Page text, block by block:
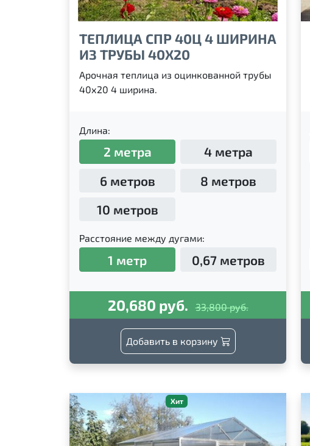
ТЕПЛИЦА СПР 40Ц 4 ШИРИНА
ИЗ ТРУБЫ 40Х20
Арочная теплица из оцинкованной трубы
40х20 4 ширина.
Длина:
2 метра
4 метра
6 метров
8 метров
10 метров
Расстояние между дугами:
1 метр 0,67 метров
20,680 руб. 33,800 руб.
Добавить в корзину
Хит